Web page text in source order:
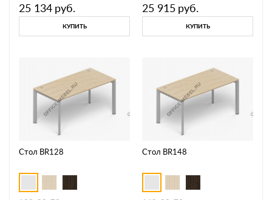
25 134 руб.
КУПИТЬ
25 915 руб.
КУПИТЬ
Стол BR128 Стол BR148